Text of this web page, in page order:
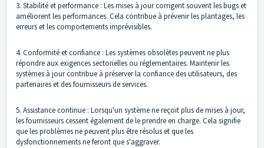
3. Stabilité et performance : Les mises à jour corrigent souvent les bugs et
améliorent les performances. Cela contribue à prévenir les plantages, les
erreurs et les comportements imprévisibles.
4. Conformité et confiance : Les systèmes obsolètes peuvent ne plus
répondre aux exigences sectorielles ou réglementaires. Maintenir les
systèmes à jour contribue à préserver la confiance des utilisateurs, des
partenaires et des fournisseurs de services.
5. Assistance continue : Lorsqu'un système ne reçoit plus de mises à jour,
les fournisseurs cessent également de le prendre en charge. Cela signifie
que les problèmes ne peuvent plus être résolus et que les
dysfonctionnements ne feront que s'aggraver.